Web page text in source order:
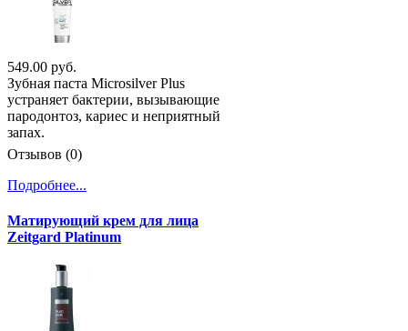
549.00 руб.
Зубная паста Microsilver Plus
устраняет бактерии, вызывающие
пародонтоз, кариес и неприятный
запах.
Отзывов (0)
Подробнее...
Матирующий крем для лица
Zeitgard Platinum